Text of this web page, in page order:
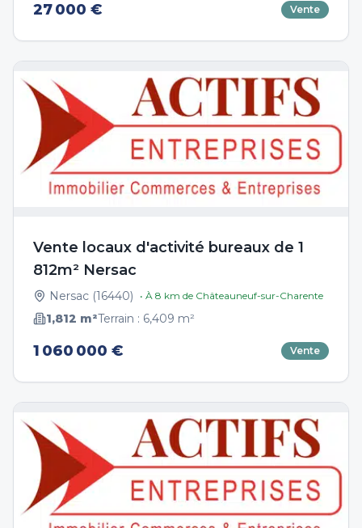
27 000 € Vente
Vente locaux d'activité bureaux de 1
812m² Nersac
Nersac (16440) • À 8 km de Châteauneuf-sur-Charente
1,812 m²Terrain : 6,409 m²
1 060 000 € Vente